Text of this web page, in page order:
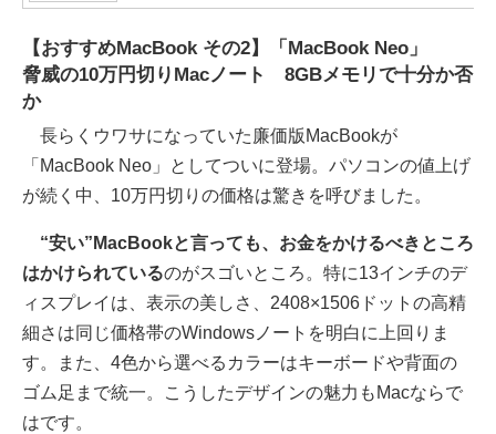
【おすすめMacBook その2】「MacBook Neo」
脅威の10万円切りMacノート 8GBメモリで十分か否
か
長らくウワサになっていた廉価版MacBookが
「MacBook Neo」としてついに登場。パソコンの値上げ
が続く中、10万円切りの価格は驚きを呼びました。
“安い”MacBookと言っても、お金をかけるべきところ
はかけられているのがスゴいところ。特に13インチのデ
ィスプレイは、表示の美しさ、2408×1506ドットの高精
細さは同じ価格帯のWindowsノートを明白に上回りま
す。また、4色から選べるカラーはキーボードや背面の
ゴム足まで統一。こうしたデザインの魅力もMacならで
はです。